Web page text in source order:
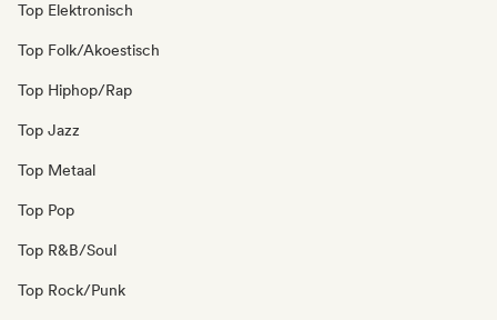
Top Elektronisch
Top Folk/Akoestisch
Top Hiphop/Rap
Top Jazz
Top Metaal
Top Pop
Top R&B/Soul
Top Rock/Punk